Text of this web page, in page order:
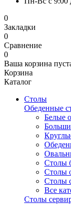
0
Закладки
0
Сравнение
0
Ваша корзина
Корзина
Каталог
Столы
Обеденные
Белые
Столы
Столы
Столы
Все
Столы